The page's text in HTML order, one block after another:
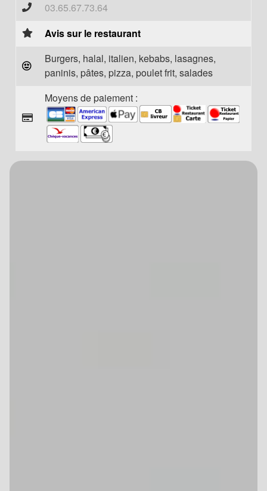
03.65.67.73.64
Avis sur le restaurant
Burgers, halal, italien, kebabs, lasagnes,
paninis, pâtes, pizza, poulet frit, salades
Moyens de paiement :